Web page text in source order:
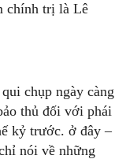
chính trị là Lê
chụp ngày càng
thủ đối với phái
kỷ trước. ở đây –
nói về những